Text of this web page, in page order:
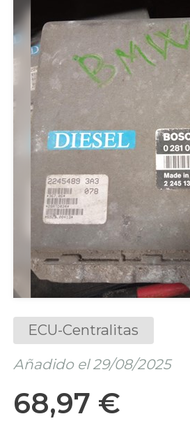
ECU-Centralitas
Añadido el 29/08/2025
68,97 €